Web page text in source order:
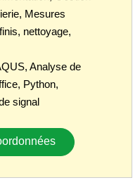
Mesures
nettoyage,
Analyse de
Python,
signal